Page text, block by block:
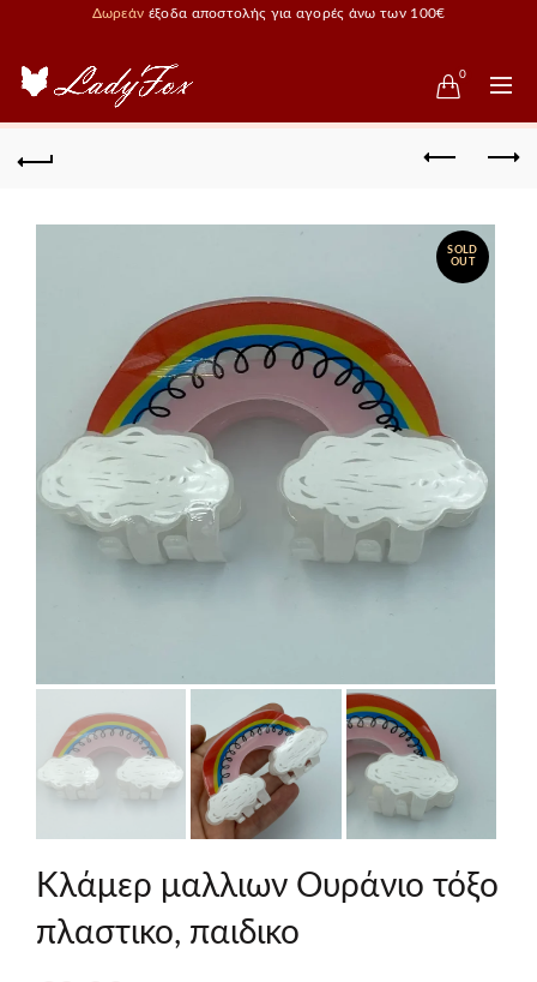
Δωρεάν έξοδα αποστολής για αγορές άνω των 100€
0
SOLD
OUT
Κλάμερ μαλλιων Ουράνιο τόξο
πλαστικο, παιδικο